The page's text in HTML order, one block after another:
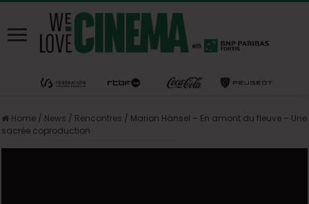
Home / News / Rencontres / Marion Hänsel – En amont du fleuve – Une
sacrée coproduction